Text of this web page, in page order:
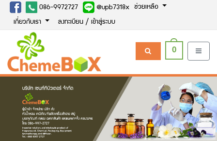
086-9972727 @upb7318x ช่วยเหลือ
เกี่ยวกับเรา ลงทะเบียน / เข้าสู่ระบบ
0